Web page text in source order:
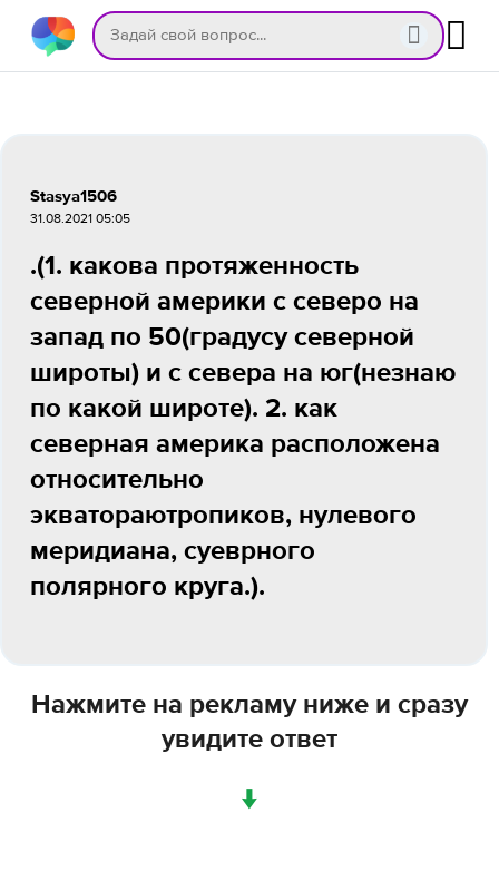
Stasya1506
31.08.2021 05:05
.(1. какова протяженность
северной америки с северо на
запад по 50(градусу северной
широты) и с севера на юг(незнаю
по какой широте). 2. как
северная америка расположена
относительно
экватораютропиков, нулевого
меридиана, суеврного
полярного круга.).
Нажмите на рекламу ниже и сразу
увидите ответ
↓